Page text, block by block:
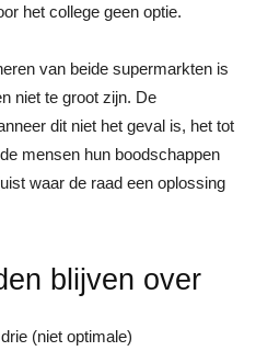
het college geen optie.
van beide supermarkten is
niet te groot zijn. De
dit niet het geval is, het tot
mensen hun boodschappen
waar de raad een oplossing
blijven over
(niet optimale)